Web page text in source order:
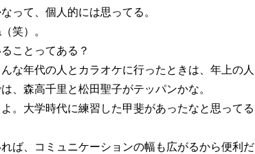
って、個人的には思ってる。
笑）。
ことってある？
な年代の人とカラオケに行ったときは、年上の人
、森高千里と松田聖子がテッパンかな。
。大学時代に練習した甲斐があったなと思ってる
ば、コミュニケーションの幅も広がるから便利だ